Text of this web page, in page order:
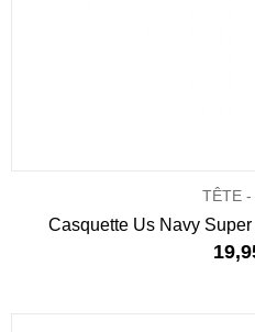
TÊTE -
Casquette Us Navy